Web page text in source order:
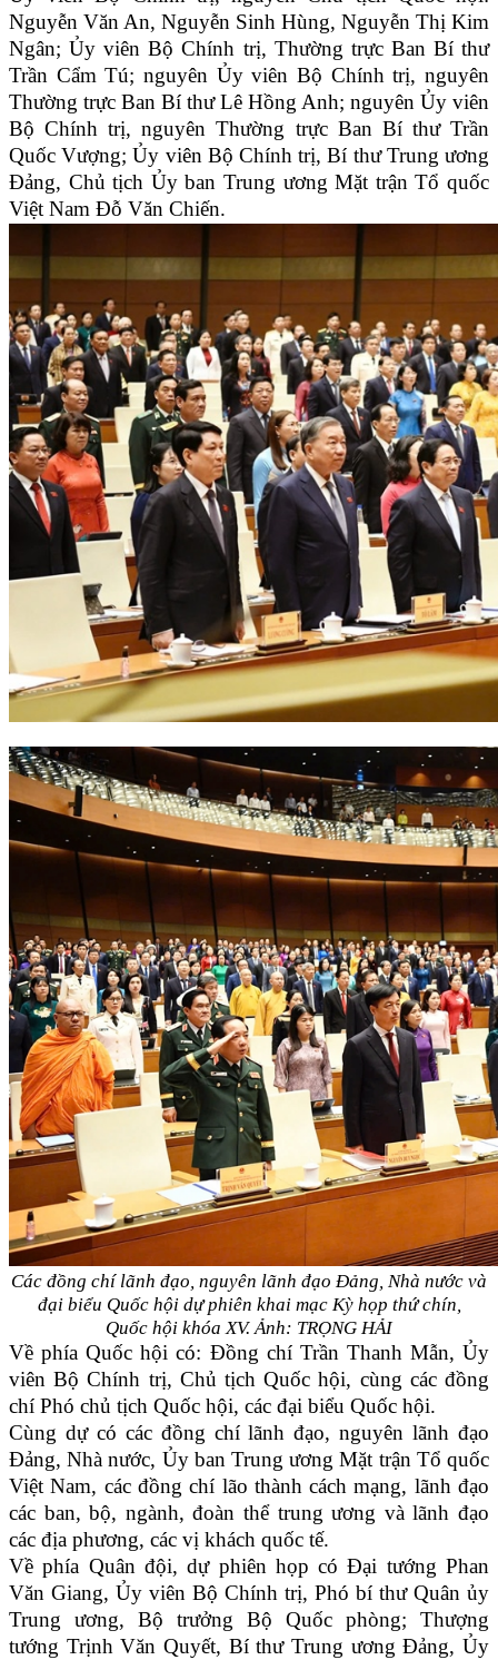
Nguyễn Văn An, Nguyễn Sinh Hùng, Nguyễn Thị Kim
Ngân; Ủy viên Bộ Chính trị, Thường trực Ban Bí thư
Trần Cẩm Tú; nguyên Ủy viên Bộ Chính trị, nguyên
Thường trực Ban Bí thư Lê Hồng Anh; nguyên Ủy viên
Bộ Chính trị, nguyên Thường trực Ban Bí thư Trần
Quốc Vượng; Ủy viên Bộ Chính trị, Bí thư Trung ương
Đảng, Chủ tịch Ủy ban Trung ương Mặt trận Tổ quốc
Việt Nam Đỗ Văn Chiến.
Các đồng chí lãnh đạo, nguyên lãnh đạo Đảng, Nhà nước và
đại biểu Quốc hội dự phiên khai mạc Kỳ họp thứ chín,
Quốc hội khóa XV. Ảnh: TRỌNG HẢI
Về phía Quốc hội có: Đồng chí Trần Thanh Mẫn, Ủy
viên Bộ Chính trị, Chủ tịch Quốc hội, cùng các đồng
chí Phó chủ tịch Quốc hội, các đại biểu Quốc hội.
Cùng dự có các đồng chí lãnh đạo, nguyên lãnh đạo
Đảng, Nhà nước, Ủy ban Trung ương Mặt trận Tổ quốc
Việt Nam, các đồng chí lão thành cách mạng, lãnh đạo
các ban, bộ, ngành, đoàn thể trung ương và lãnh đạo
các địa phương, các vị khách quốc tế.
Về phía Quân đội, dự phiên họp có Đại tướng Phan
Văn Giang, Ủy viên Bộ Chính trị, Phó bí thư Quân ủy
Trung ương, Bộ trưởng Bộ Quốc phòng; Thượng
tướng Trịnh Văn Quyết, Bí thư Trung ương Đảng, Ủy